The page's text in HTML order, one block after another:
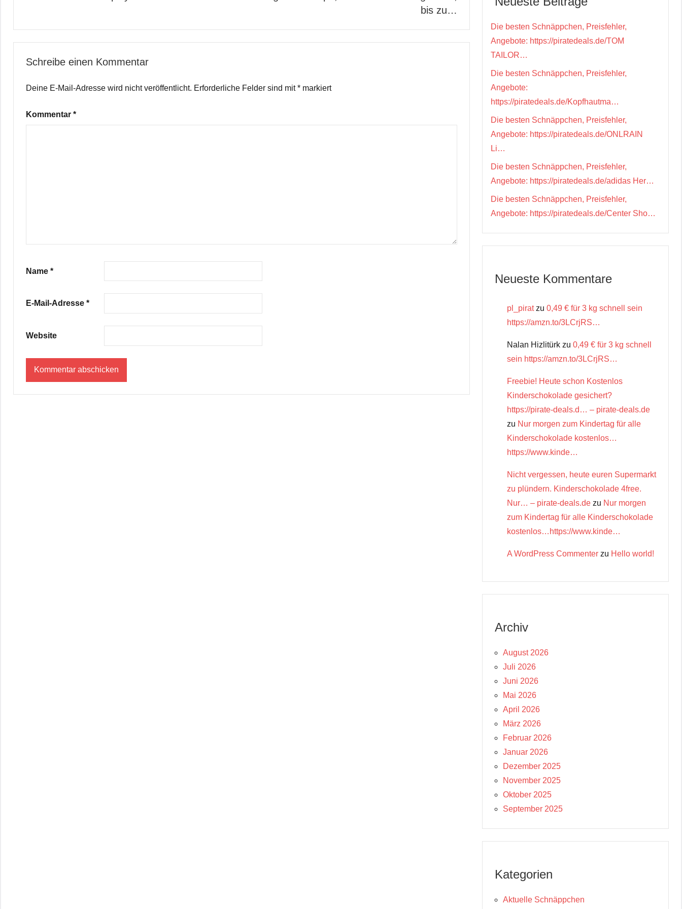
bis zu…
Schreibe einen Kommentar
Deine E-Mail-Adresse wird nicht veröffentlicht. Erforderliche Felder sind mit* markiert
Kommentar *
Name *
E-Mail-Adresse *
Website
Die besten Schnäppchen, Preisfehler,
Angebote: https://piratedeals.de/TOM
TAILOR…
Die besten Schnäppchen, Preisfehler,
Angebote:
https://piratedeals.de/Kopfhautma…
Die besten Schnäppchen, Preisfehler,
Angebote: https://piratedeals.de/ONLRAIN
Li…
Die besten Schnäppchen, Preisfehler,
Angebote: https://piratedeals.de/adidas Her…
Die besten Schnäppchen, Preisfehler,
Angebote: https://piratedeals.de/Center Sho…
Neueste Kommentare
pl_piratzu 0,49 € für 3 kg schnell sein
https://amzn.to/3LCrjRS…
Nalan Hizlitürk zu 0,49 € für 3 kg schnell
sein https://amzn.to/3LCrjRS…
Freebie! Heute schon Kostenlos
Kinderschokolade gesichert?
https://pirate-deals.d… – pirate-deals.de
zu Nur morgen zum Kindertag für alle
Kinderschokolade kostenlos…
https://www.kinde…
Nicht vergessen, heute euren Supermarkt
zu plündern. Kinderschokolade 4free.
Nur… – pirate-deals.de zu Nur morgen
zum Kindertag für alle Kinderschokolade
kostenlos…https://www.kinde…
A WordPress Commenter zu Hello world!
Archiv
August 2026
Juli 2026
Juni 2026
Mai 2026
April 2026
März 2026
Februar 2026
Januar 2026
Dezember 2025
November 2025
Oktober 2025
September 2025
Kategorien
Aktuelle Schnäppchen